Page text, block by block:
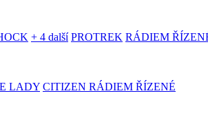
+ 4 další PROTREK RÁDIEM
LADY CITIZEN RÁDIEM ŘÍZENÉ